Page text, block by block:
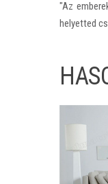
"Az
helyetted